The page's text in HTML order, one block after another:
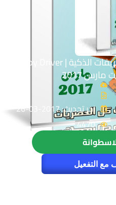
إصدار جديد من اسطوانة التعريفات الذكية | Snappy Driver
اخر تحديث: 2017-03-26
4470
مع التفعيل